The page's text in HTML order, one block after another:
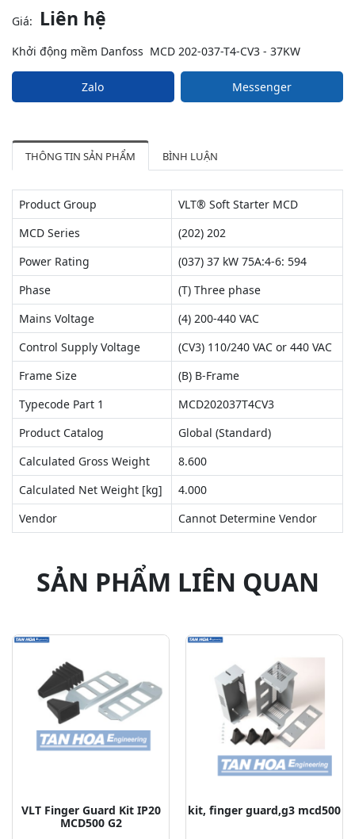
Giá:
Liên hệ
Khởi động mềm Danfoss MCD 202-037-T4-CV3 - 37KW
Zalo Messenger
THÔNG TIN SẢN PHẨM BÌNH LUẬN
Product Group
VLT® Soft Starter MCD
MCD Series
(202) 202
Power Rating
(037) 37 kW 75A:4-6: 594
Phase
(T) Three phase
Mains Voltage
(4) 200-440 VAC
Control Supply Voltage
(CV3) 110/240 VAC or 440 VAC
Frame Size
(B) B-Frame
Typecode Part 1
MCD202037T4CV3
Product Catalog
Global (Standard)
Calculated Gross Weight
8.600
Calculated Net Weight [kg]
4.000
Vendor
Cannot Determine Vendor
SẢN PHẨM LIÊN QUAN
VLT Finger Guard Kit IP20
MCD500 G2
kit, finger guard,g3 mcd500